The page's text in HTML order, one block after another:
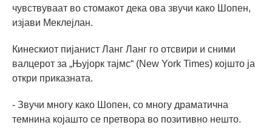
чувствуваат во стомакот дека ова звучи како Шопен,
изјави Меклејлан.
Кинескиот пијанист Ланг Ланг го отсвири и сними
валцерот за „Њујорк тајмс“ (New York Times) којшто ја
откри приказната.
- Звучи многу како Шопен, со многу драматична
темнина којашто се претвора во позитивно нешто.